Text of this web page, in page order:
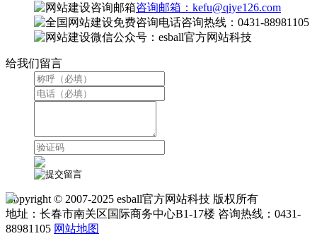
咨询邮箱：kefu@qiye126.com
咨询热线：0431-88981105
微信公众号：esball官方网站科技
给我们留言
Copyright © 2007-2025 esball官方网站科技 版权所有
地址：长春市南关区国际商务中心B1-17楼 咨询热线：0431-
88981105 网站地图